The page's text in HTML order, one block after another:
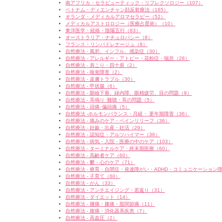
南アフリカ・セラピューティック・リフレクソロジー（107）
ベトナム・ディエンチャン顔反射療法（165）
オランダ・メディカルアロマセラピー（52）
メディカルアストロロジー（医療占星術）（10）
東洋医学・経絡・陰陽五行（83）
オーストラリア・ナチュロパシー（8）
フランス・リンパドレナージュ（8）
自然療法 - 風邪、インフル、感染症（30）
自然療法 - アレルギー・アトピー・花粉症・喘息（28）
自然療法 - 肩こり・四十肩（2）
自然療法 - 嗅覚障害（2）
自然療法 - 皮膚トラブル（30）
自然療法 - 甲状腺（6）
自然療法 - 眼瞼下垂、緑内障、眼精疲労、目の問題（9）
自然療法 - 耳鳴り･難聴・耳の問題（5）
自然療法 - 頭痛･偏頭痛（5）
自然療法 -ホルモンバランス・月経・ 更年期障害（36）
自然療法 - 痛みのケア・ペインリリーフ（36）
自然療法 - 妊娠・出産・妊活（29）
自然療法 - 認知症・アルツハイマー（36）
自然療法 - 病気・入院・医療の中のケア（103）
自然療法 - ターミナルケア・終末期医療（60）
自然療法 - 高齢者ケア（60）
自然療法 - 鬱・心のケア（71）
自然療法 - 療育・自閉症・発達障がい・ADHD・コミュニケーション障
自然療法 - 子育て（60）
自然療法 - がん（33）
自然療法 - アンチエイジング・若返り（31）
自然療法 - ダイエット（14）
自然療法 - 腰痛・膝痛・股関節痛（11）
自然療法 - 腹痛・消化器系疾患（7）
自然療法 - 高血圧（2）